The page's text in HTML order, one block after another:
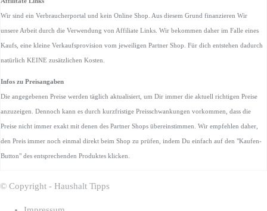
Wir sind ein Verbraucherportal und kein Online Shop. Aus diesem Grund finanzieren Wir
unsere Arbeit durch die Verwendung von Affiliate Links. Wir bekommen daher im Falle eines
Kaufs, eine kleine Verkaufsprovision vom jeweiligen Partner Shop. Für dich entstehen dadurch
natürlich KEINE zusätzlichen Kosten.
Infos zu Preisangaben
Die angegebenen Preise werden täglich aktualisiert, um Dir immer die aktuell richtigen Preise
anzuzeigen. Dennoch kann es durch kurzfristige Preisschwankungen vorkommen, dass die
Preise nicht immer exakt mit denen des Partner Shops übereinstimmen. Wir empfehlen daher,
den Preis immer noch einmal direkt beim Shop zu prüfen, indem Du einfach auf den "Kaufen-
Button" des entsprechenden Produktes klicken.
© Copyright - Haushalt Tipps